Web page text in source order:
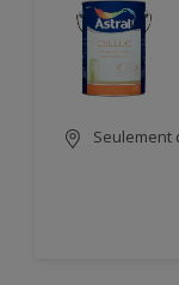
Seulement